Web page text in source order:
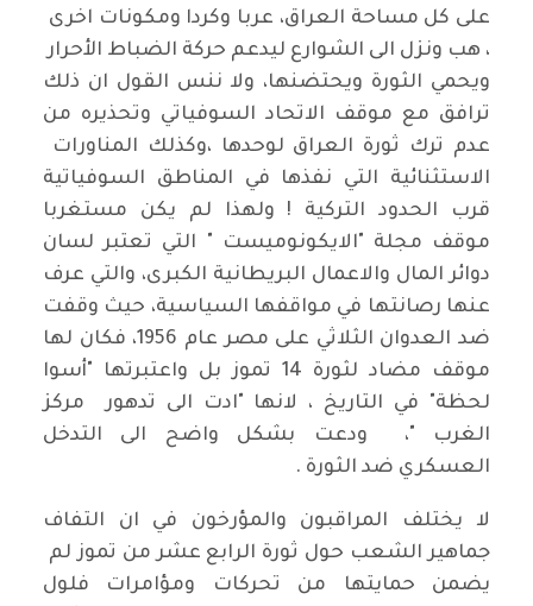
على كل مساحة العراق، عربا وكردا ومكونات اخرى
، هب ونزل الى الشوارع ليدعم حركة الضباط الأحرار
ويحمي الثورة ويحتضنها، ولا ننس القول ان ذلك
ترافق مع موقف الاتحاد السوفياتي وتحذيره من
عدم ترك ثورة العراق لوحدها ،وكذلك المناورات
الاستثنائية التي نفذها في المناطق السوفياتية
قرب الحدود التركية ! ولهذا لم يكن مستغربا
موقف مجلة "الايكونوميست " التي تعتبر لسان
دوائر المال والاعمال البريطانية الكبرى، والتي عرف
عنها رصانتها في مواقفها السياسية، حيث وقفت
ضد العدوان الثلاثي على مصر عام 1956، فكان لها
موقف مضاد لثورة 14 تموز بل واعتبرتها "أسوا
لحظة" في التاريخ ، لانها "ادت الى تدهور مركز
الغرب "، ودعت بشكل واضح الى التدخل
العسكري ضد الثورة .
لا يختلف المراقبون والمؤرخون في ان التفاف
جماهير الشعب حول ثورة الرابع عشر من تموز لم
يضمن حمايتها من تحركات ومؤامرات فلول